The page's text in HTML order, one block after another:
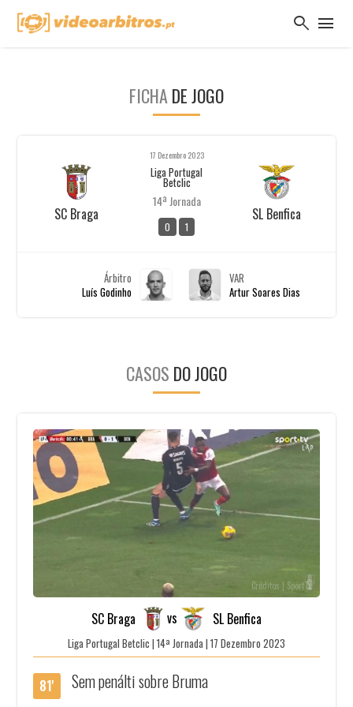
search menu
FICHA DE JOGO
SC Braga
17 Dezembro 2023
Liga Portugal
Betclic
14ª Jornada
0 1
SL Benfica
Árbitro
Luís Godinho
VAR
Artur Soares Dias
CASOS DO JOGO
Créditos | SportTv
SC Braga vs SL Benfica
Liga Portugal Betclic | 14ª Jornada | 17 Dezembro 2023
81' Sem penálti sobre Bruma